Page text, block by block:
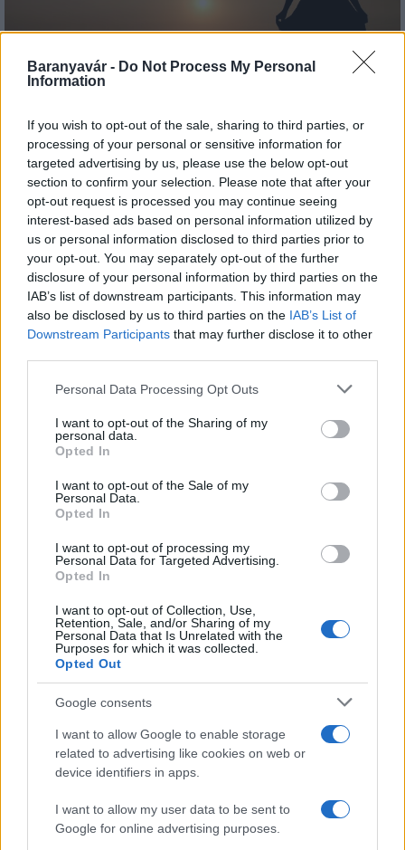
Baranyavár - Do Not Process My Personal
Information
If you wish to opt-out of the sale, sharing to third parties, or
processing of your personal or sensitive information for
targeted advertising by us, please use the below opt-out
section to confirm your selection. Please note that after your
opt-out request is processed you may continue seeing
interest-based ads based on personal information utilized by
us or personal information disclosed to third parties prior to
your opt-out. You may separately opt-out of the further
disclosure of your personal information by third parties on the
IAB’s list of downstream participants. This information may
also be disclosed by us to third parties on the IAB’s List of
Downstream Participants that may further disclose it to other
Please note that this website/app uses one or more Google
not limited to your visit or usage behaviour. You may click to
grant or deny consent to Google and its third-party tags to
use your data for below specified purposes in below Google
consent section.
Personal Data Processing Opt Outs
I want to opt-out of the Sharing of my
personal data.
Opted In
I want to opt-out of the Sale of my
Personal Data.
Opted In
I want to opt-out of processing my
Personal Data for Targeted Advertising.
Opted In
I want to opt-out of Collection, Use,
Retention, Sale, and/or Sharing of my
Personal Data that Is Unrelated with the
Purposes for which it was collected.
Opted Out
Google consents
I want to allow Google to enable storage
related to advertising like cookies on web or
device identifiers in apps.
I want to allow my user data to be sent to
Google for online advertising purposes.
Amire többmillióan vártunk: szombattól másodfokúra
csökken a riasztás
Országos hírek
Kecskeméten is szakirányú továbbképzésekkel erősít a
Országos hírek
Itt az ÉVOSZ megoldása a hőhullámok és
az energiakrízis kezelésére
Országos hírek
Miért éri meg Afrikában utat építeni?
Minden, amit a GED Afrika projektről
tudni kell
Kultúra
Kihívások labirintusában